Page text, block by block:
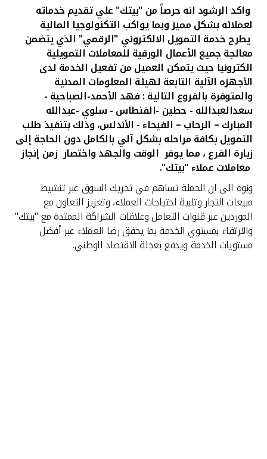
واكد الرشود انه حرصاً من "بيتك" علي تقديم خدماته
لعملائه بشكل مميزوبما يواكب التكنولوجيا المالية
يطرح خدمة التمويل الالكتروني "الرقمي" الذي يتضمن
معالجة جميع الأعمال الورقية للمعاملات التمويلية
الكترونيا حيث يتمكن العميل من تفعيل الخدمة لدى
الأجهزه الآلية التابعة لهيئة المعلومات المدنية
والمتوفرة بالفروع التالية : فهد الأحمد-الصباحية-
سعدالعبدالله - حطين -الفنطاس - سلوي -عبدالله
المبارك – الرحاب – الفيحاء- الأندلس، وذلك بتنفيذ طلب
التمويل بكافة مراحله بشكل آلي بالكامل دون الحاجة إلى
زيارة الفرع،مما يوفر الوقت والجهد واختصار زمن إنجاز
معاملات عملاء "بيتك".
ونوه الى ان الحملة تساهم في تحريك السوق عبر تنشيط
مبيعات التجار وتلبية احتياجات العملاء، وتعزيز التعاون مع
الموردين عبر قنوات التعامل وعلاقات الشراكة الممتدة مع "بيتك"
والارتقاء بمستوي الخدمة بما يحقق رضا العملاء عبر أفضل
مستويات الخدمة ويدفع بعجلة الاقتصاد الوطني.